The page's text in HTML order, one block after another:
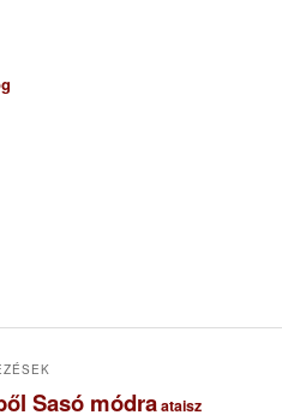
Sasó módraataisz